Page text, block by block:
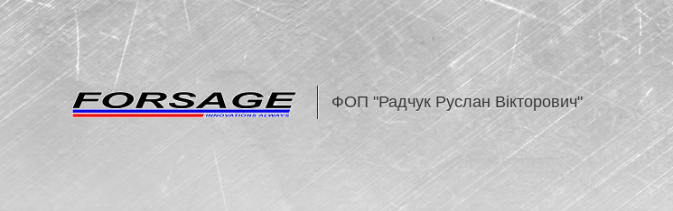
ФОП "Радчук Руслан Вікторович"